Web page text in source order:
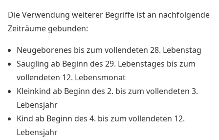
Die Verwendung weiterer Begriffe ist an nachfolgende
Zeiträume gebunden:
Neugeborenes bis zum vollendeten 28. Lebenstag
Säugling ab Beginn des 29. Lebenstages bis zum
vollendeten 12. Lebensmonat
Kleinkind ab Beginn des 2. bis zum vollendeten 3.
Lebensjahr
Kind ab Beginn des 4. bis zum vollendeten 12.
Lebensjahr